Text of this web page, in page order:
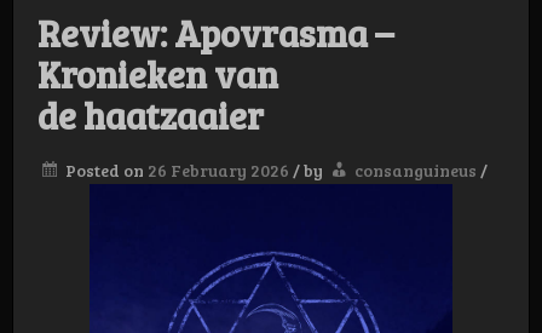
Magazine
Review: Apovrasma –
Kronieken van
de haatzaaier
Posted on 26 February 2026 /by consanguineus /